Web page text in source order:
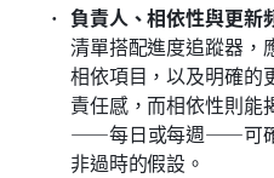
負責人、相依性與更新
清單搭配進度追蹤器，
相依項目，以及明確的
責任感，而相依性則能
——每日或每週——可確
非過時的假設。